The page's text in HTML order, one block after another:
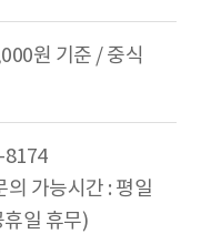
원 기준 / 중식
8174
가능시간 : 평일
일 휴무)